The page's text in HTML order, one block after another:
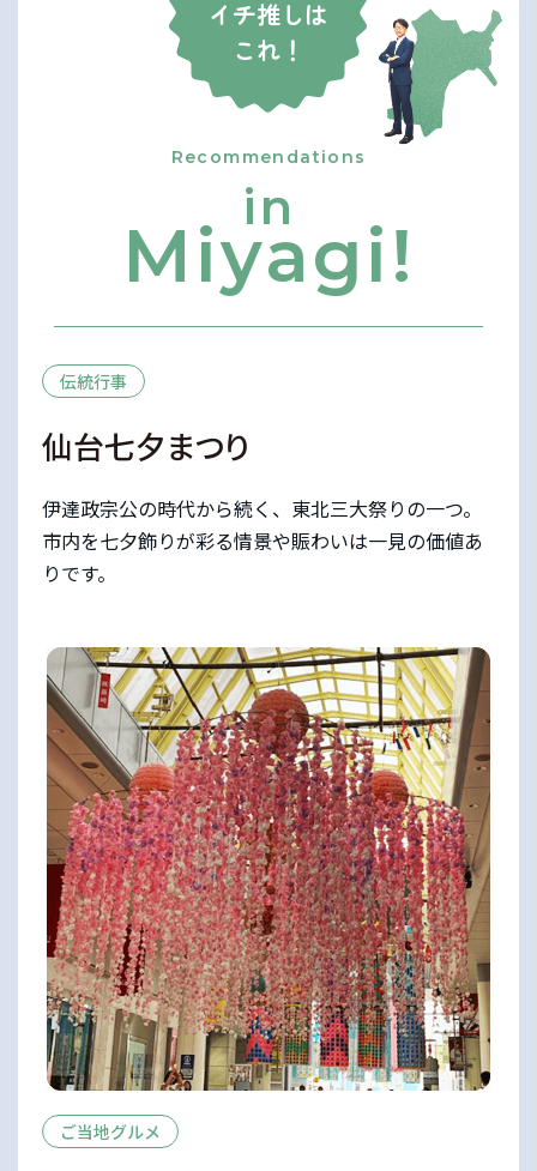
イチ推しは
これ！
Recommendations
in
Miyagi!
伝統行事
仙台七夕まつり
伊達政宗公の時代から続く、東北三大祭りの一つ。
市内を七夕飾りが彩る情景や賑わいは一見の価値あ
りです。
ご当地グルメ